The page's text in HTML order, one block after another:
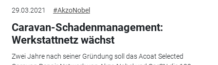
29.03.2021 #AkzoNobel
Caravan-Schadenmanagement:
Werkstattnetz wächst
Zwei Jahre nach seiner Gründung soll das Acoat Selected